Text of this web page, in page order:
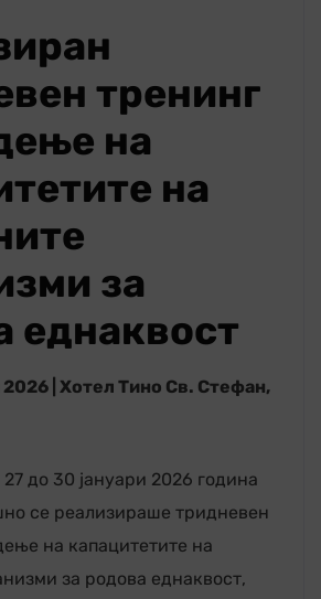
тренинг
на
на
за
еднаквост
2026 | Хотел Тино Св. Стефан,
до 30 јануари 2026 година
се реализираше тридневен
на капацитетите на
за родова еднаквост,